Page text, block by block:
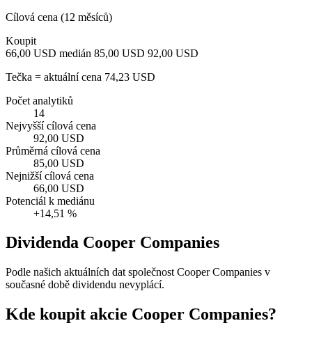
Cílová cena (12 měsíců)
Koupit
66,00 USD medián 85,00 USD 92,00 USD
Tečka = aktuální cena 74,23 USD
Počet analytiků
14
Nejvyšší cílová cena
92,00 USD
Průměrná cílová cena
85,00 USD
Nejnižší cílová cena
66,00 USD
Potenciál k mediánu
+14,51 %
Dividenda Cooper Companies
Podle našich aktuálních dat společnost Cooper Companies v
současné době dividendu nevyplácí.
Kde koupit akcie Cooper Companies?